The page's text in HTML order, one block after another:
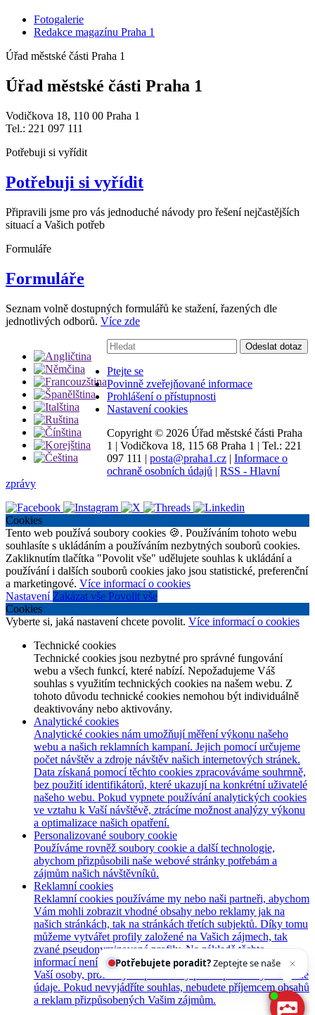
Fotogalerie
Redakce magazínu Praha 1
Úřad městské části Praha 1
Úřad městské části Praha 1
Vodičkova 18, 110 00 Praha 1
Tel.: 221 097 111
Potřebuji si vyřídit
Potřebuji si vyřídit
Připravili jsme pro vás jednoduché návody pro řešení nejčastějších
situací a Vašich potřeb
Formuláře
Formuláře
Seznam volně dostupných formulářů ke stažení, řazených dle
jednotlivých odborů. Více zde
Vyhledávání:
Odeslat dotaz
Ptejte se
Povinně zveřejňované informace
Prohlášení o přístupnosti
Nastavení cookies
Copyright © 2026 Úřad městské části Praha
1 | Vodičkova 18, 115 68 Praha 1 | Tel.: 221
097 111 | posta@praha1.cz | Informace o
ochraně osobních údajů | RSS - Hlavní
zprávy
Cookies
Tento web používá soubory cookies 🍪. Používáním tohoto webu
souhlasíte s ukládáním a používáním nezbytných souborů cookies.
Zakliknutím tlačítka "Povolit vše" udělujete souhlas k ukládání a
používání i dalších souborů cookies jako jsou statistické, preferenční
a marketingové. Více informací o cookies
Nastavení Zakázat vše Povolit vše
Cookies
Vyberte si, jaká nastavení chcete povolit. Více informací o cookies
Technické cookies
Technické cookies jsou nezbytné pro správné fungování
webu a všech funkcí, které nabízí. Nepožadujeme Váš
souhlas s využitím technických cookies na našem webu. Z
tohoto důvodu technické cookies nemohou být individuálně
deaktivovány nebo aktivovány.
Analytické cookies
Analytické cookies nám umožňují měření výkonu našeho
webu a našich reklamních kampaní. Jejich pomocí určujeme
počet návštěv a zdroje návštěv našich internetových stránek.
Data získaná pomocí těchto cookies zpracováváme souhrnně,
bez použití identifikátorů, které ukazují na konkrétní uživatelé
našeho webu. Pokud vypnete používání analytických cookies
ve vztahu k Vaší návštěvě, ztrácíme možnost analýzy výkonu
a optimalizace našich opatření.
Personalizované soubory cookie
Používáme rovněž soubory cookie a další technologie,
abychom přizpůsobili naše webové stránky potřebám a
zájmům našich návštěvníků.
Reklamní cookies
Reklamní cookies používáme my nebo naši partneři, abychom
Vám mohli zobrazit vhodné obsahy nebo reklamy jak na
našich stránkách, tak na stránkách třetích subjektů. Díky tomu
můžeme vytvářet profily založené na Vašich zájmech, tak
zvané pseudonymizované profily. Na základě těchto
informací není zpravidla možná bezprostřední identifikace
Vaší osoby, protože jsou používány pouze pseudonymizované
údaje. Pokud nevyjádříte souhlas, nebudete příjemcem obsahů
a reklam přizpůsobených Vašim zájmům.
Potřebujete poradit?Zeptejte se našeho asistenta
Chet